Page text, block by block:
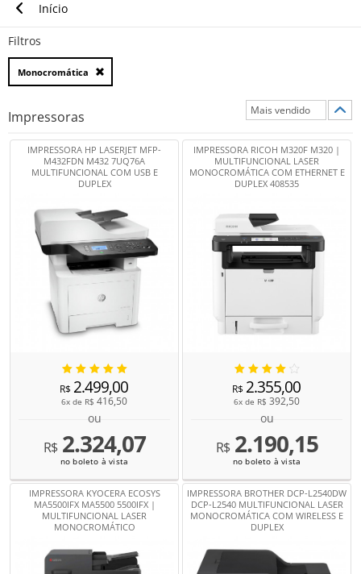
Início
Filtros
Monocromática
Impressoras
IMPRESSORA HP LASERJET MFP-
M432FDN M432 7UQ76A
MULTIFUNCIONAL COM USB E
DUPLEX
R$2.499,00
6x de R$ 416,50
ou
R$2.324,07
no boleto à vista
IMPRESSORA RICOH M320F M320 |
MULTIFUNCIONAL LASER
MONOCROMÁTICA COM ETHERNET E
DUPLEX 408535
R$2.355,00
6x de R$ 392,50
ou
R$2.190,15
no boleto à vista
IMPRESSORA KYOCERA ECOSYS
MA5500IFX MA5500 5500IFX |
MULTIFUNCIONAL LASER
MONOCROMÁTICO
IMPRESSORA BROTHER DCP-L2540DW
DCP-L2540 MULTIFUNCIONAL LASER
MONOCROMÁTICA COM WIRELESS E
DUPLEX